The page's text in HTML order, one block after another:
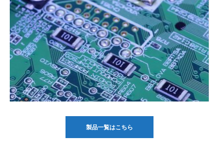
製品一覧はこちら